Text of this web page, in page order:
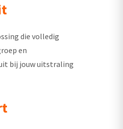
die volledig
en
bij jouw uitstraling